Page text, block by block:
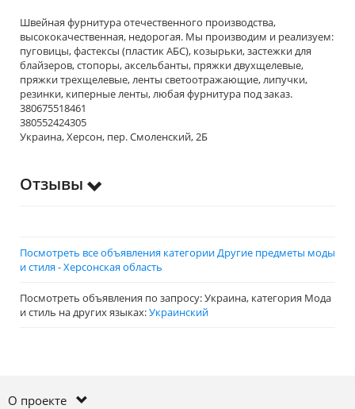
Швейная фурнитура отечественного производства,
высококачественная, недорогая. Мы производим и реализуем:
пуговицы, фастексы (пластик АБС), козырьки, застежки для
блайзеров, стопоры, аксельбанты, пряжки двухщелевые,
пряжки трехщелевые, ленты светоотражающие, липучки,
резинки, киперные ленты, любая фурнитура под заказ.
380675518461
380552424305
Украина, Херсон, пер. Смоленский, 2Б
Отзывы
Посмотреть все объявления категории Другие предметы моды
и стиля - Херсонская область
Посмотреть объявления по запросу: Украина, категория Мода
и стиль на других языках:Украинский
О проекте